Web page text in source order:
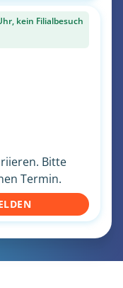
kein Filialbesuch
Bitte
Termin.